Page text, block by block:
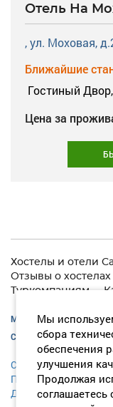
Отель На
, ул. Моховая,
Ближайшие
Гостиный Двор,
Цена за
Москва:+7 (495) 646-74-
Санкт-Петербург:+7
Согласие на
Политика
Договор оферты
Мы
сбора
обеспечения
улучшения
Продолжая
Хостелы и отели
Отзывы о хостелах
Туркомпаниям